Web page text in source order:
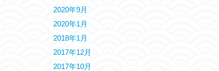
2020年9月
2020年1月
2018年1月
2017年12月
2017年10月